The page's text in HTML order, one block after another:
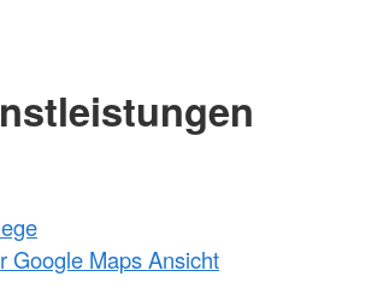
Google Maps Ansicht